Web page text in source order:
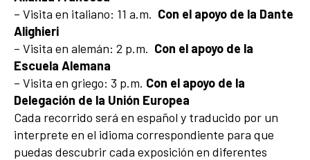
– Visita en italiano: 11 a.m. Con el apoyo de la Dante
Alighieri
– Visita en alemán: 2 p.m. Con el apoyo de la
Escuela Alemana
– Visita en griego: 3 p.m. Con el apoyo de la
Delegación de la Unión Europea
Cada recorrido será en español y traducido por un
interprete en el idioma correspondiente para que
puedas descubrir cada exposición en diferentes